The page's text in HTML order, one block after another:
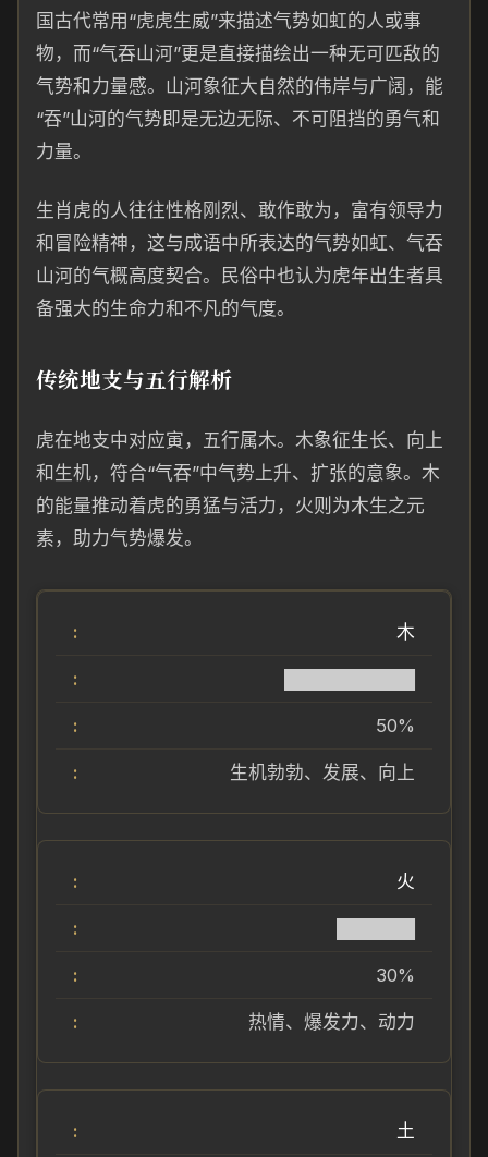
国古代常用“虎虎生威”来描述气势如虹的人或事
物，而“气吞山河”更是直接描绘出一种无可匹敌的
气势和力量感。山河象征大自然的伟岸与广阔，能
“吞”山河的气势即是无边无际、不可阻挡的勇气和
力量。
生肖虎的人往往性格刚烈、敢作敢为，富有领导力
和冒险精神，这与成语中所表达的气势如虹、气吞
山河的气概高度契合。民俗中也认为虎年出生者具
备强大的生命力和不凡的气度。
传统地支与五行解析
虎在地支中对应寅，五行属木。木象征生长、向上
和生机，符合“气吞”中气势上升、扩张的意象。木
的能量推动着虎的勇猛与活力，火则为木生之元
素，助力气势爆发。
木
50%
生机勃勃、发展、向上
火
30%
热情、爆发力、动力
土